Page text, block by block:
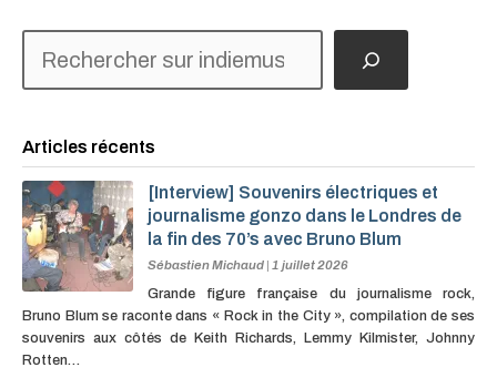
Articles récents
[Interview] Souvenirs électriques et
journalisme gonzo dans le Londres de
la fin des 70’s avec Bruno Blum
Sébastien Michaud | 1 juillet 2026
Grande figure française du journalisme rock,
Bruno Blum se raconte dans « Rock in the City », compilation de ses
souvenirs aux côtés de Keith Richards, Lemmy Kilmister, Johnny
Rotten…